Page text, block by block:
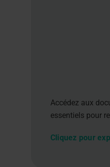
Accédez aux
essentiels pour
Cliquez pour